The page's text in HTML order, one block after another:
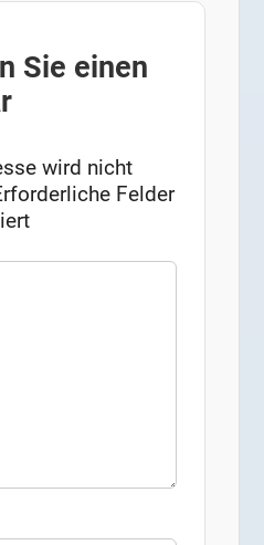
Sie einen
wird nicht
Felder